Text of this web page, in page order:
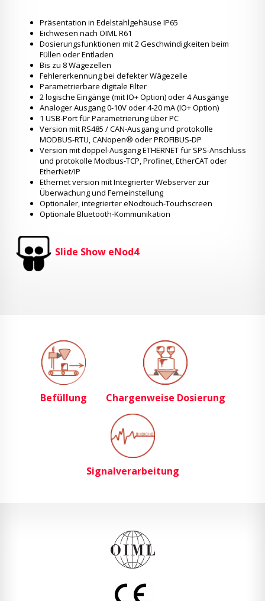
Präsentation in Edelstahlgehäuse IP65
Eichwesen nach OIML R61
Dosierungsfunktionen mit 2 Geschwindigkeiten beim
Füllen oder Entladen
Bis zu 8 Wägezellen
Fehlererkennung bei defekter Wägezelle
Parametrierbare digitale Filter
2 logische Eingänge (mit IO+ Option) oder 4 Ausgänge
Analoger Ausgang 0-10V oder 4-20 mA (IO+ Option)
1 USB-Port für Parametrierung über PC
Version mit RS485 / CAN-Ausgang und protokolle
MODBUS-RTU, CANopen® oder PROFIBUS-DP
Version mit doppel-Ausgang ETHERNET für SPS-Anschluss
und protokolle Modbus-TCP, Profinet, EtherCAT oder
EtherNet/IP
Ethernet version mit Integrierter Webserver zur
Überwachung und Ferneinstellung
Optionaler, integrierter eNodtouch-Touchscreen
Optionale Bluetooth-Kommunikation
Slide Show eNod4
Befüllung Chargenweise Dosierung
Signalverarbeitung